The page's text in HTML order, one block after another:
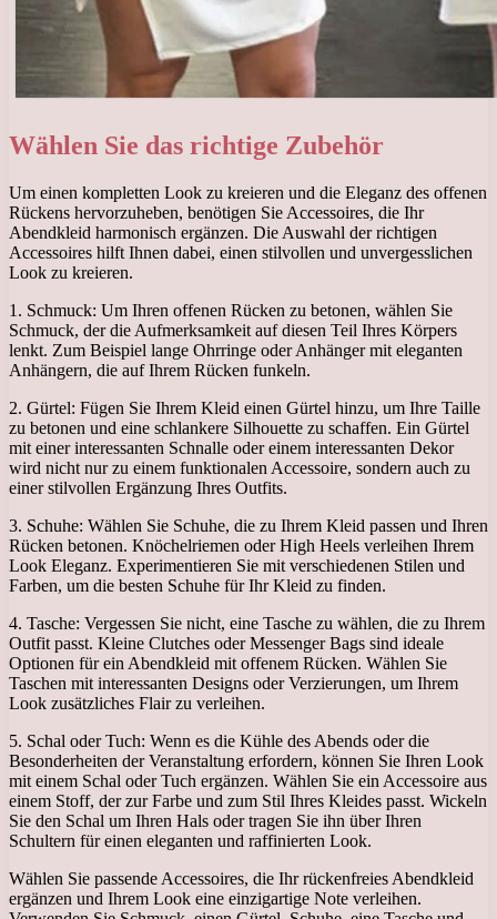
Wählen Sie das richtige Zubehör
Um einen kompletten Look zu kreieren und die Eleganz des offenen
Rückens hervorzuheben, benötigen Sie Accessoires, die Ihr
Abendkleid harmonisch ergänzen. Die Auswahl der richtigen
Accessoires hilft Ihnen dabei, einen stilvollen und unvergesslichen
Look zu kreieren.
1. Schmuck: Um Ihren offenen Rücken zu betonen, wählen Sie
Schmuck, der die Aufmerksamkeit auf diesen Teil Ihres Körpers
lenkt. Zum Beispiel lange Ohrringe oder Anhänger mit eleganten
Anhängern, die auf Ihrem Rücken funkeln.
2. Gürtel: Fügen Sie Ihrem Kleid einen Gürtel hinzu, um Ihre Taille
zu betonen und eine schlankere Silhouette zu schaffen. Ein Gürtel
mit einer interessanten Schnalle oder einem interessanten Dekor
wird nicht nur zu einem funktionalen Accessoire, sondern auch zu
einer stilvollen Ergänzung Ihres Outfits.
3. Schuhe: Wählen Sie Schuhe, die zu Ihrem Kleid passen und Ihren
Rücken betonen. Knöchelriemen oder High Heels verleihen Ihrem
Look Eleganz. Experimentieren Sie mit verschiedenen Stilen und
Farben, um die besten Schuhe für Ihr Kleid zu finden.
4. Tasche: Vergessen Sie nicht, eine Tasche zu wählen, die zu Ihrem
Outfit passt. Kleine Clutches oder Messenger Bags sind ideale
Optionen für ein Abendkleid mit offenem Rücken. Wählen Sie
Taschen mit interessanten Designs oder Verzierungen, um Ihrem
Look zusätzliches Flair zu verleihen.
5. Schal oder Tuch: Wenn es die Kühle des Abends oder die
Besonderheiten der Veranstaltung erfordern, können Sie Ihren Look
mit einem Schal oder Tuch ergänzen. Wählen Sie ein Accessoire aus
einem Stoff, der zur Farbe und zum Stil Ihres Kleides passt. Wickeln
Sie den Schal um Ihren Hals oder tragen Sie ihn über Ihren
Schultern für einen eleganten und raffinierten Look.
Wählen Sie passende Accessoires, die Ihr rückenfreies Abendkleid
ergänzen und Ihrem Look eine einzigartige Note verleihen.